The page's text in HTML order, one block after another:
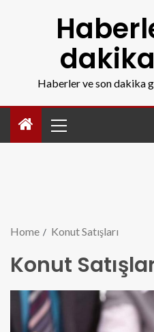
Haberler ve son dakika
Home Konut Satışları
Konut